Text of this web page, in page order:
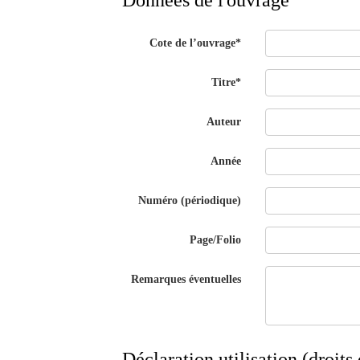
Cote de l’ouvrage*
Titre*
Auteur
Année
Numéro (périodique)
Page/Folio
Remarques éventuelles